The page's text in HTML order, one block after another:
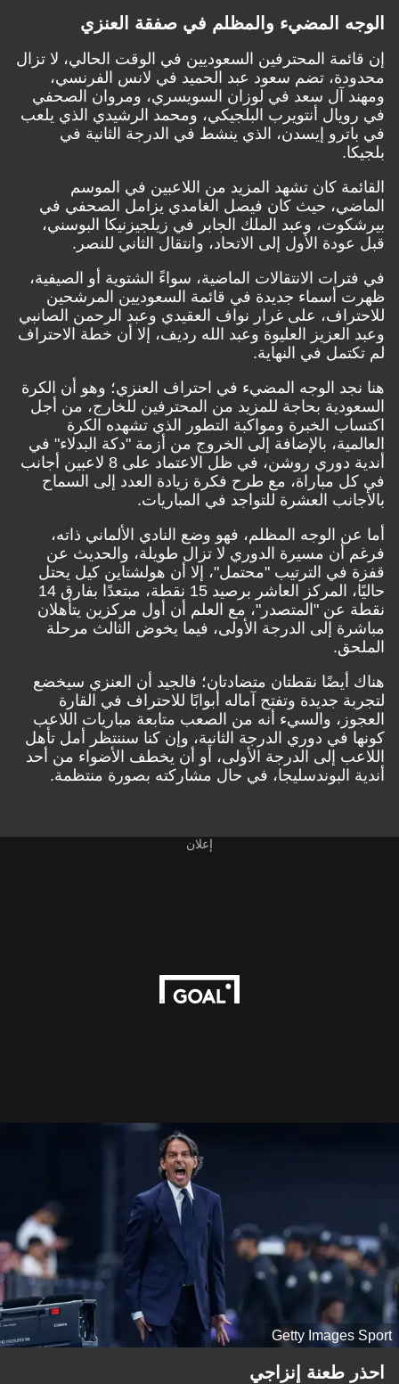
الوجه المضيء والمظلم في صفقة العنزي
إن قائمة المحترفين السعوديين في الوقت الحالي، لا تزال
محدودة، تضم سعود عبد الحميد في لانس الفرنسي،
ومهند آل سعد في لوزان السويسري، ومروان الصحفي
في رويال أنتويرب البلجيكي، ومحمد الرشيدي الذي يلعب
في باترو إيسدن، الذي ينشط في الدرجة الثانية في
بلجيكا.
القائمة كان تشهد المزيد من اللاعبين في الموسم
الماضي، حيث كان فيصل الغامدي يزامل الصحفي في
بيرشكوت، وعبد الملك الجابر في زيلجيزنيكا البوسني،
قبل عودة الأول إلى الاتحاد، وانتقال الثاني للنصر.
في فترات الانتقالات الماضية، سواءً الشتوية أو الصيفية،
ظهرت أسماء جديدة في قائمة السعوديين المرشحين
للاحتراف، على غرار نواف العقيدي وعبد الرحمن الصانبي
وعبد العزيز العليوة وعبد الله رديف، إلا أن خطة الاحتراف
لم تكتمل في النهاية.
هنا نجد الوجه المضيء في احتراف العنزي؛ وهو أن الكرة
السعودية بحاجة للمزيد من المحترفين للخارج، من أجل
اكتساب الخبرة ومواكبة التطور الذي تشهده الكرة
العالمية، بالإضافة إلى الخروج من أزمة "دكة البدلاء" في
أندية دوري روشن، في ظل الاعتماد على 8 لاعبين أجانب
في كل مباراة، مع طرح فكرة زيادة العدد إلى السماح
بالأجانب العشرة للتواجد في المباريات.
أما عن الوجه المظلم، فهو وضع النادي الألماني ذاته،
فرغم أن مسيرة الدوري لا تزال طويلة، والحديث عن
قفزة في الترتيب "محتمل"، إلا أن هولشتاين كيل يحتل
حاليًا، المركز العاشر برصيد 15 نقطة، مبتعدًا بفارق 14
نقطة عن "المتصدر"، مع العلم أن أول مركزين يتأهلان
مباشرة إلى الدرجة الأولى، فيما يخوض الثالث مرحلة
الملحق.
هناك أيضًا نقطتان متضادتان؛ فالجيد أن العنزي سيخضع
لتجربة جديدة وتفتح آماله أبوابًا للاحتراف في القارة
العجوز، والسيء أنه من الصعب متابعة مباريات اللاعب
كونها في دوري الدرجة الثانية، وإن كنا سننتظر أمل تأهل
اللاعب إلى الدرجة الأولى، أو أن يخطف الأضواء من أحد
أندية البوندسليجا، في حال مشاركته بصورة منتظمة.
إعلان
Getty Images Sport
احذر طعنة إنزاجي